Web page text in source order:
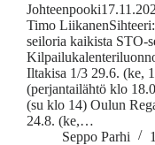
Timo
seiloria kaikista STO-
Iltakisa 1/3 29.6. (ke,
(perjantailähtö klo
(su klo 14) Oulun
24.8. (ke,…
Seppo Parhi